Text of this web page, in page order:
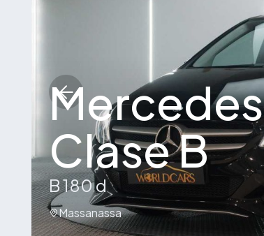
Mercedes
Clase B
B 180 d
Massanassa